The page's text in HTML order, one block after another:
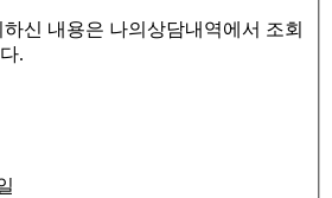
신 내용은 나의상담내역에서 조회
.